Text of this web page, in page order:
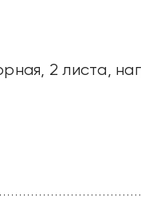
2 листа,